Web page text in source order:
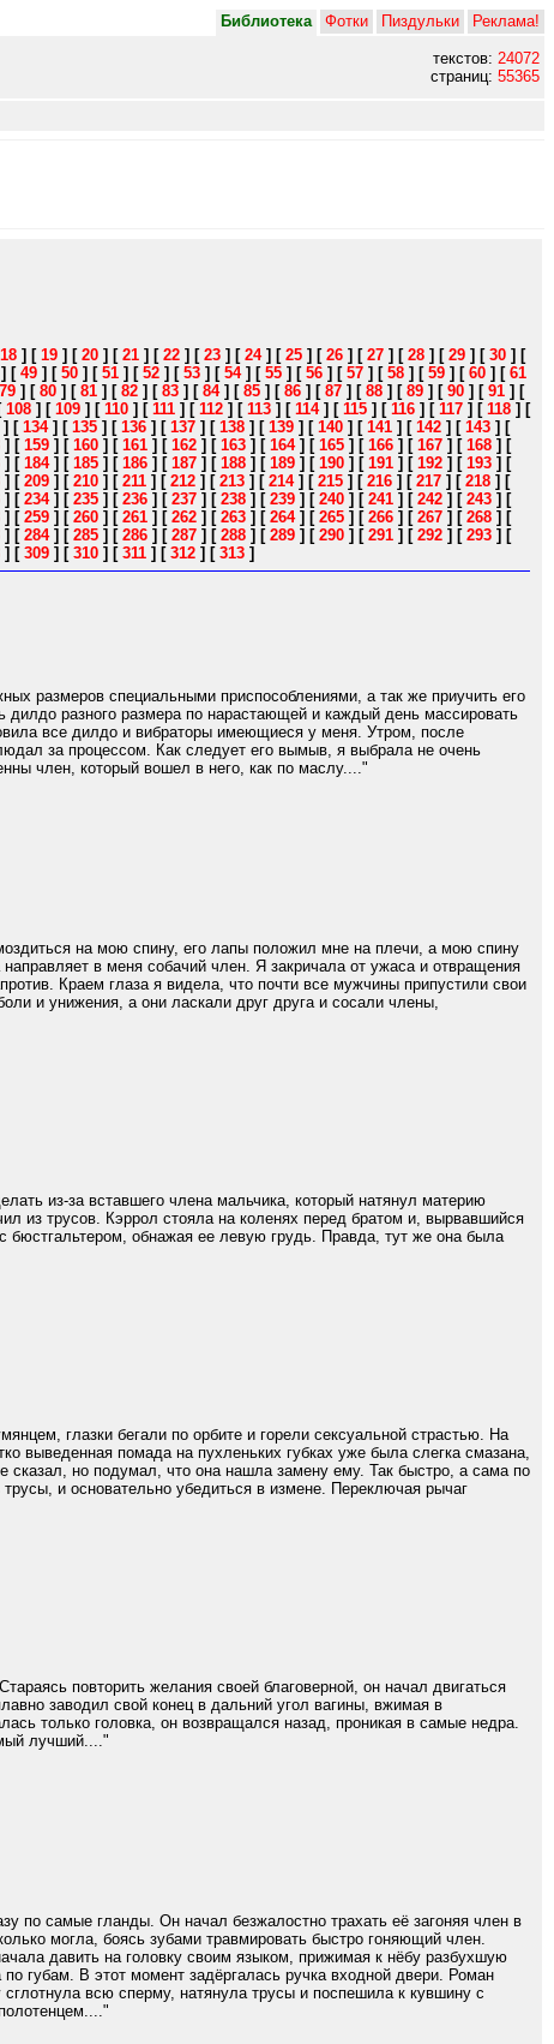
Библиотека Фотки Пиздульки Реклама!
текстов: 24072
страниц: 55365
18 ] [ 19 ] [ 20 ] [ 21 ] [ 22 ] [ 23 ] [ 24] [ 25 ] [ 26 ] [ 27 ] [ 28 ] [ 29 ] [ 30 ] [
] [ 49 ] [ 50 ] [ 51 ] [ 52 ] [ 53 ] [ 54] [ 55 ] [ 56 ] [ 57 ] [ 58 ] [ 59 ] [ 60 ] [ 61
79 ] [ 80 ] [ 81 ] [ 82 ] [ 83 ] [ 84] [ 85 ] [ 86 ] [ 87 ] [ 88 ] [ 89 ] [ 90 ] [ 91 ] [
[ 108 ] [ 109 ] [ 110 ] [ 111 ] [ 112 ] [ 113 ] [ 114] [ 115 ] [ 116 ] [ 117 ] [ 118 ] [
] [ 134] [ 135 ] [ 136 ] [ 137 ] [ 138 ] [ 139 ] [ 140 ] [ 141 ] [ 142 ] [ 143 ] [
] [ 159 ] [ 160 ] [ 161 ] [ 162 ] [ 163 ] [ 164] [ 165 ] [ 166 ] [ 167 ] [ 168 ] [
] [ 184] [ 185 ] [ 186 ] [ 187 ] [ 188 ] [ 189 ] [ 190 ] [ 191 ] [ 192 ] [ 193 ] [
] [ 209 ] [ 210 ] [ 211 ] [ 212 ] [ 213 ] [ 214] [ 215 ] [ 216 ] [ 217 ] [ 218 ] [
] [ 234] [ 235 ] [ 236 ] [ 237 ] [ 238 ] [ 239 ] [ 240 ] [ 241 ] [ 242 ] [ 243 ] [
] [ 259 ] [ 260 ] [ 261 ] [ 262 ] [ 263 ] [ 264] [ 265 ] [ 266 ] [ 267 ] [ 268 ] [
] [ 284] [ 285 ] [ 286 ] [ 287 ] [ 288 ] [ 289 ] [ 290 ] [ 291 ] [ 292 ] [ 293 ] [
] [ 309 ] [ 310 ] [ 311 ] [ 312 ] [ 313 ]
размеров специальными приспособлениями, а так же приучить его
дилдо разного размера по нарастающей и каждый день массировать
все дилдо и вибраторы имеющиеся у меня. Утром, после
за процессом. Как следует его вымыв, я выбрала не очень
член, который вошел в него, как по маслу...."
на мою спину, его лапы положил мне на плечи, а мою спину
в меня собачий член. Я закричала от ужаса и отвращения
Краем глаза я видела, что почти все мужчины припустили свои
и унижения, а они ласкали друг друга и сосали члены,
из-за вставшего члена мальчика, который натянул материю
из трусов. Кэррол стояла на коленях перед братом и, вырвавшийся
бюстгальтером, обнажая ее левую грудь. Правда, тут же она была
глазки бегали по орбите и горели сексуальной страстью. На
выведенная помада на пухленьких губках уже была слегка смазана,
сказал, но подумал, что она нашла замену ему. Так быстро, а сама по
и основательно убедиться в измене. Переключая рычаг
повторить желания своей благоверной, он начал двигаться
заводил свой конец в дальний угол вагины, вжимая в
только головка, он возвращался назад, проникая в самые недра.
лучший...."
по самые гланды. Он начал безжалостно трахать её загоняя член в
могла, боясь зубами травмировать быстро гоняющий член.
давить на головку своим языком, прижимая к нёбу разбухшую
губам. В этот момент задёргалась ручка входной двери. Роман
всю сперму, натянула трусы и поспешила к кувшину с